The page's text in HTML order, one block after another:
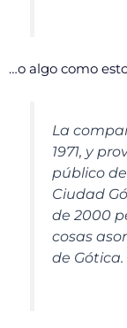
…o algo como
La
1971, y
público
Ciudad
de 2000
cosas
de Gótica.